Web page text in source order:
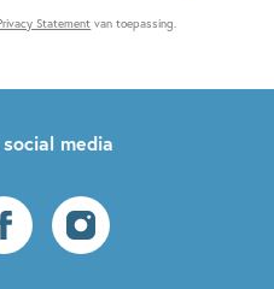
Statement van toepassing.
media